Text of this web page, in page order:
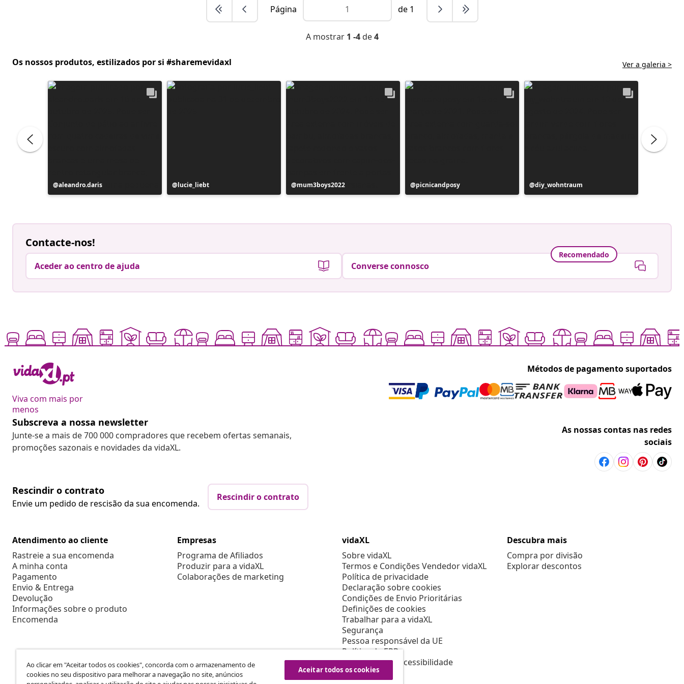
Página de 1
A mostrar 1 -4de4
Os nossos produtos, estilizados por si #sharemevidaxl Ver a galeria >
Postagem
publicada
aleandro.daris
Postagem
publicada
lucie_liebt
Postagem
publicada
mum3boys2022
Postagem
publicada
picnicandposy
Postagem
publicada
diy_wohntraum
Contacte-nos!
Aceder ao centro de ajuda
Recomendado
Converse connosco
Viva com mais por
menos
Métodos de pagamento suportados
Subscreva a nossa newsletter
Junte-se a mais de 700 000 compradores que recebem ofertas semanais,
promoções sazonais e novidades da vidaXL.
As nossas contas nas redes
sociais
Rescindir o contrato
Envie um pedido de rescisão da sua encomenda.
Rescindir o contrato
Atendimento ao cliente
Rastreie a sua encomenda
A minha conta
Pagamento
Envio & Entrega
Devolução
Informações sobre o produto
Encomenda
Empresas
Programa de Afiliados
Produzir para a vidaXL
Colaborações de marketing
vidaXL
Sobre vidaXL
Termos e Condições Vendedor vidaXL
Política de privacidade
Declaração sobre cookies
Condições de Envio Prioritárias
Definições de cookies
Trabalhar para a vidaXL
Segurança
Pessoa responsável da UE
Política de EPR
Declaração de acessibilidade
Descubra mais
Compra por divisão
Explorar descontos
Ao clicar em "Aceitar todos os cookies", concorda com o armazenamento de
cookies no seu dispositivo para melhorar a navegação no site, anúncios
Aceitar todos os cookies